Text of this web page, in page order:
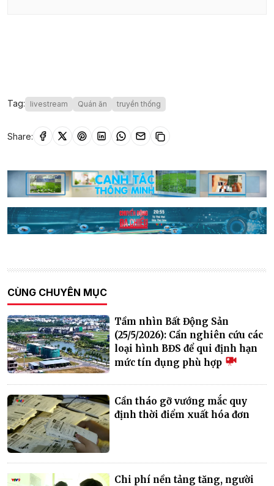
Tag: livestream Quán ăn truyền thống
Share:
CÙNG CHUYÊN MỤC
Tầm nhìn Bất Động Sản
(25/5/2026): Cần nghiên cứu các
loại hình BĐS để qui định hạn
mức tín dụng phù hợp
Cần tháo gỡ vướng mắc quy
định thời điểm xuất hóa đơn
Chi phí nền tảng tăng, người